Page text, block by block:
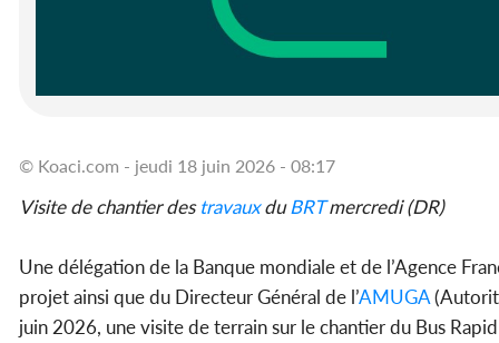
© Koaci.com - jeudi 18 juin 2026 - 08:17
Visite de chantier destravauxduBRTmercredi (DR)
Une délégation de la Banque mondiale et de l’Agence
projet ainsi que du Directeur Général de l’AMUGA
juin 2026, une visite de terrain sur le chantier du Bus Rapid